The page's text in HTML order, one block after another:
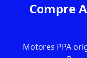
Compre
Motores PPA